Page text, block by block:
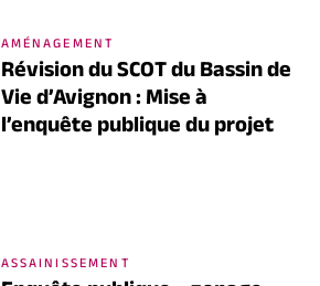
AMÉNAGEMENT
Révision du SCOT du Bassin de
Vie d’Avignon : Mise à
l’enquête publique du projet
ASSAINISSEMENT